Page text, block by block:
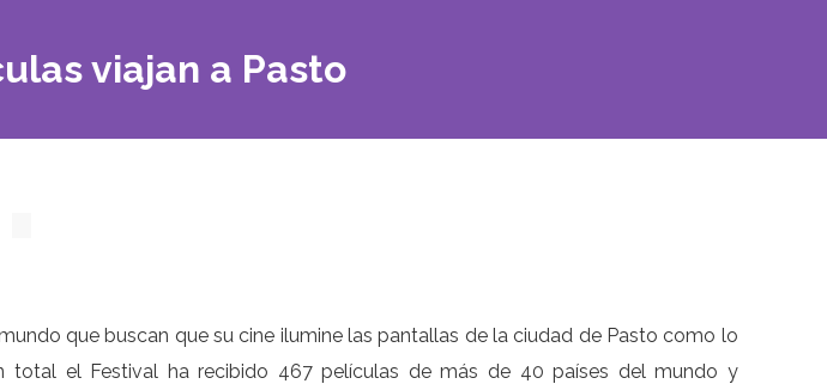
viajan a Pasto
que buscan que su cine ilumine las pantallas de la ciudad de Pasto como lo
el Festival ha recibido 467 películas de más de 40 países del mundo y